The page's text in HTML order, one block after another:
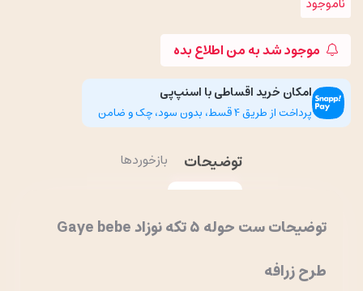
موجود شد به من اطلاع بده
امکان خرید اقساطی با اسنپ‌پی
پرداخت از طریق 4 قسط، بدون سود، چک و ضامن
توضیحات بازخوردها
توضیحات ست حوله 5 تکه نوزاد Gaye bebe
طرح زرافه